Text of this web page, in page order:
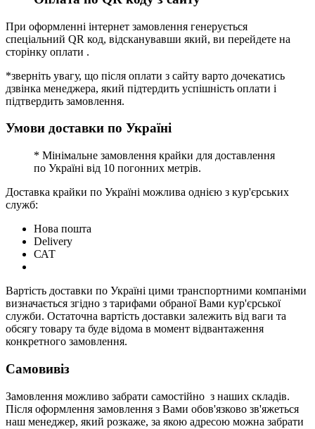
При оформленні інтернет замовлення генерується
спеціальний QR код, відсканувавши який, ви перейдете на
сторінку оплати .
*зверніть увагу, що після оплати з сайту варто дочекатись
дзвінка менеджера, який підтердить успішність оплати і
підтвердить замовлення.
Умови доставки по Україні
* Мінімальне замовлення крайки для доставлення
по Україні від 10 погонних метрів.
Доставка крайки по Україні можлива однією з кур'єрських
служб:
Нова пошта
Delivery
САТ
Вартість доставки по Україні цими транспортними компаніми
визначається згідно з тарифами обраної Вами кур'єрської
служби. Остаточна вартість доставки залежить від ваги та
обсягу товару та буде відома в момент відвантаження
конкретного замовлення.
Самовивіз
Замовлення можливо забрати самостійно з наших складів.
Після оформлення замовлення з Вами обов'язково зв'яжеться
наш менеджер, який розкаже, за якою адресою можна забрати